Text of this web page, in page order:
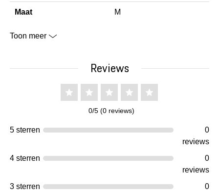
Maat M
Toon meer
Reviews
0/5 (0 reviews)
5 sterren
0
reviews
4 sterren
0
reviews
3 sterren
0